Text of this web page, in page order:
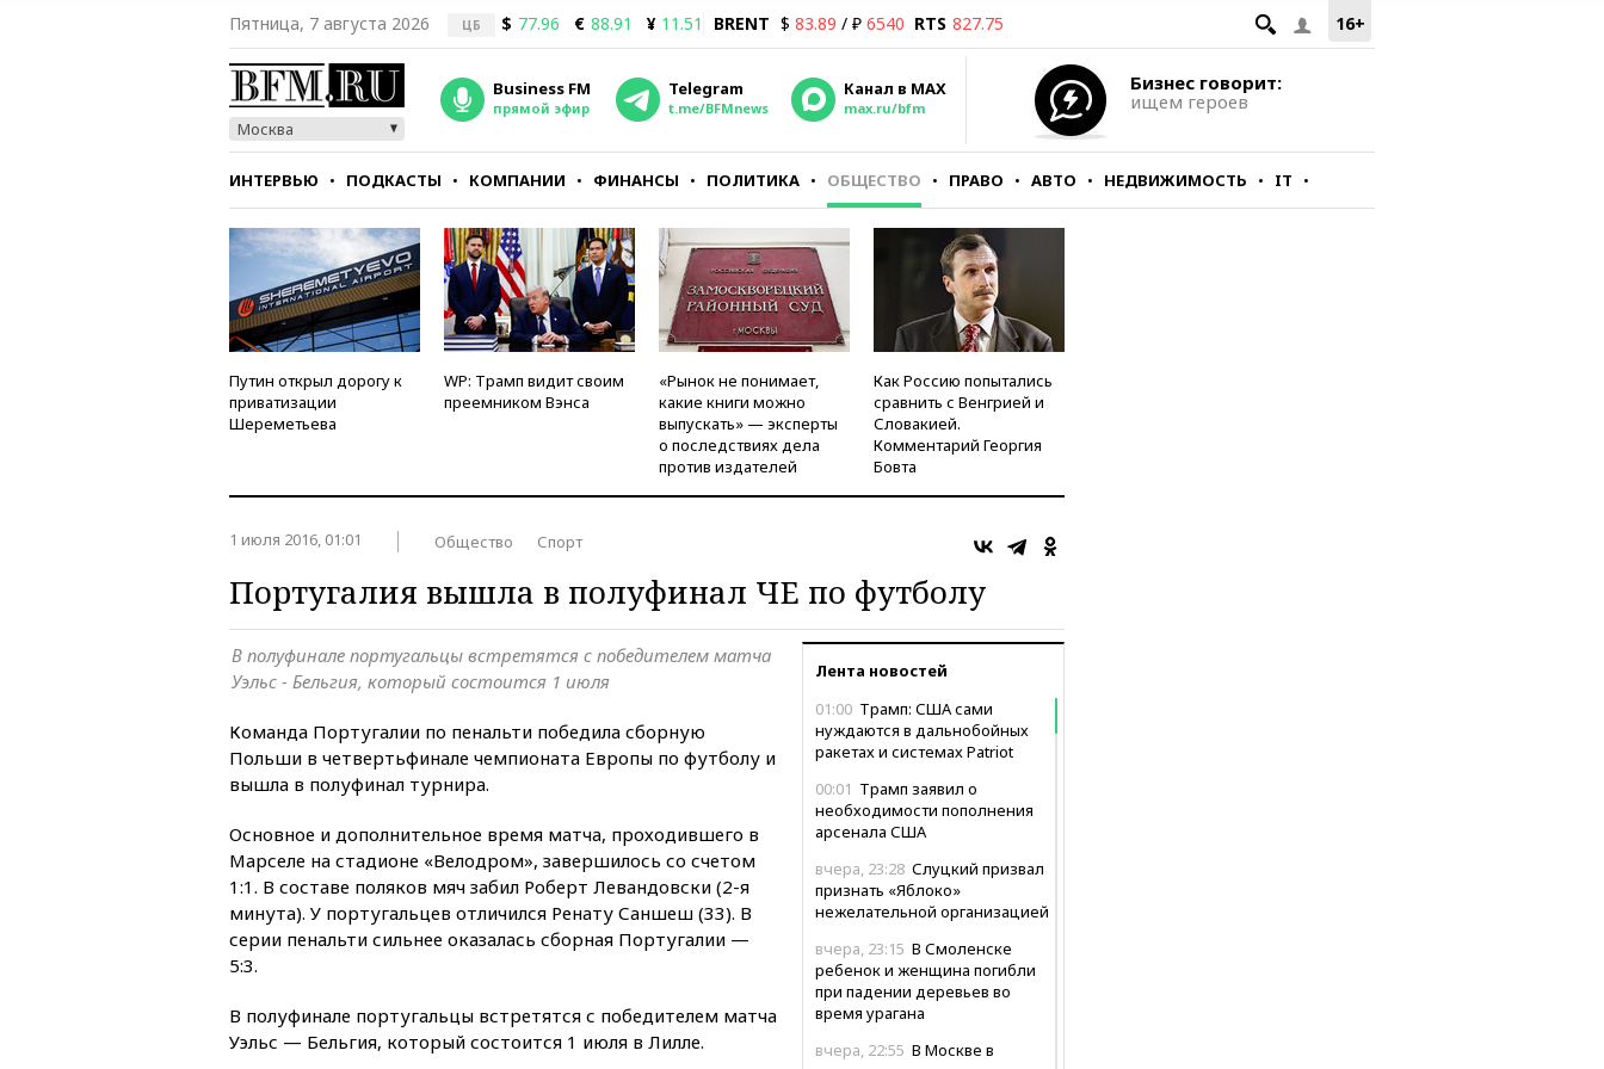
16+
Пятница, 7 августа 2026 ЦБ $ 77.96 € 88.91 ¥ 11.51 BRENT $ 83.89 / ₽ 6540 RTS 827.75
Москва
Business FM
прямой эфир
Telegram
t.me/BFMnews
Канал в MAX
max.ru/bfm
Бизнес говорит:
ищем героев
ИНТЕРВЬЮ ПОДКАСТЫ КОМПАНИИ ФИНАНСЫ ПОЛИТИКА ОБЩЕСТВО ПРАВО АВТО НЕДВИЖИМОСТЬ IT
СТИЛЬ ТЕСТЫ
Путин открыл дорогу к
приватизации
Шереметьева
WP: Трамп видит своим
преемником Вэнса
«Рынок не понимает,
какие книги можно
выпускать» — эксперты
о последствиях дела
против издателей
Как Россию попытались
сравнить с Венгрией и
Словакией.
Комментарий Георгия
Бовта
1 июля 2016, 01:01 Общество Спорт
Португалия вышла в полуфинал ЧЕ по футболу
Лента новостей
01:00 Трамп: США сами
нуждаются в дальнобойных
ракетах и системах Patriot
00:01 Трамп заявил о
необходимости пополнения
арсенала США
вчера, 23:28 Слуцкий призвал
признать «Яблоко»
нежелательной организацией
вчера, 23:15 В Смоленске
ребенок и женщина погибли
при падении деревьев во
время урагана
вчера, 22:55 В Москве в
В полуфинале португальцы встретятся с победителем матча
Уэльс - Бельгия, который состоится 1 июля
Команда Португалии по пенальти победила сборную
Польши в четвертьфинале чемпионата Европы по футболу и
вышла в полуфинал турнира.
Основное и дополнительное время матча, проходившего в
Марселе на стадионе «Велодром», завершилось со счетом
1:1. В составе поляков мяч забил Роберт Левандовски (2-я
минута). У португальцев отличился Ренату Саншеш (33). В
серии пенальти сильнее оказалась сборная Португалии —
5:3.
В полуфинале португальцы встретятся с победителем матча
Уэльс — Бельгия, который состоится 1 июля в Лилле.